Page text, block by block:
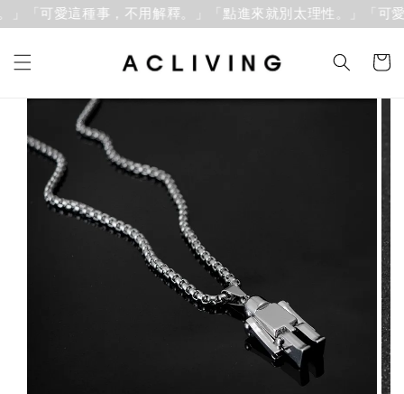
「可愛這種事，不用解釋。」 「點進來就別太理性。」「可愛